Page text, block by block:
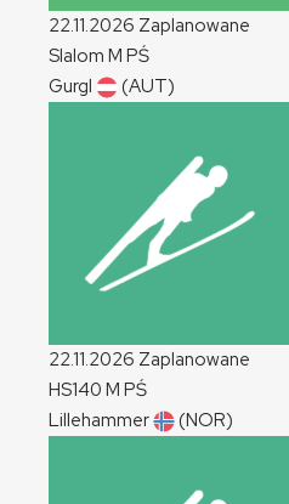
22.11.2026 Zaplanowane
Slalom M PŚ
Gurgl
(AUT)
22.11.2026 Zaplanowane
HS140 M PŚ
Lillehammer
(NOR)